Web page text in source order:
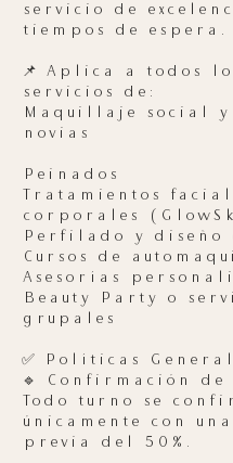
servicio de
tiempos de espera.
📌 Aplica a todos
servicios de:
Maquillaje social y
novias
Peinados
Tratamientos
corporales
Perfilado y diseño
Cursos de
Asesorías
Beauty Party o
grupales
✅ Políticas
🔹 Confirmación de
Todo turno se
únicamente con una
previa del 50%.